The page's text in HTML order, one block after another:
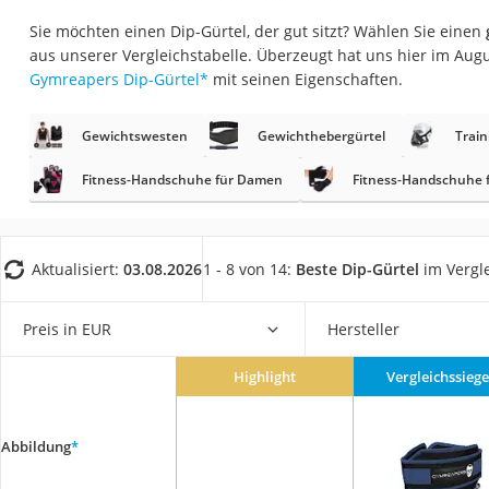
Reisetasche mit
Klimmzugstation
Nachtsichtgerät
Faltschloss
Vibrationsplatte
Sicherheitsweste
Service
Sie möchten einen Dip-Gürtel, der gut sitzt? Wählen Sie einen
aus unserer Vergleichstabelle. Überzeugt hat uns hier im
Gymreapers Dip-Gürtel* mit seinen Eigenschaften.
Gewichtswesten Gewichthebergürtel
Fitness-Handschuhe für Damen Fitness-Handschuhe
Aktualisiert: 03.08.20261 - 8 von 14: Beste Dip-Gürtel im
Preis in EUR Hersteller
Abbildung*
Highlight